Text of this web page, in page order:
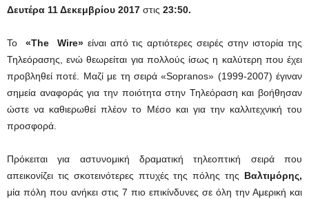
Δευτέρα 11 Δεκεμβρίου 2017 στις 23:50.
Το «Τhe Wire»είναι από τις αρτιότερες σειρές στην ιστορία της
Τηλεόρασης, ενώ θεωρείται για πολλούς ίσως η καλύτερη που έχει
προβληθεί ποτέ. Μαζί με τη σειρά «Sopranos» (1999-2007) έγιναν
σημεία αναφοράς για την ποιότητα στην Τηλεόραση και βοήθησαν
ώστε να καθιερωθεί πλέον το Μέσο και για την καλλιτεχνική του
προσφορά.
Πρόκειται για αστυνομική δραματική τηλεοπτική σειρά που
απεικονίζει τις σκοτεινότερες πτυχές της πόλης της Βαλτιμόρης,
μία πόλη που ανήκει στις 7 πιο επικίνδυνες σε όλη την Αμερική και